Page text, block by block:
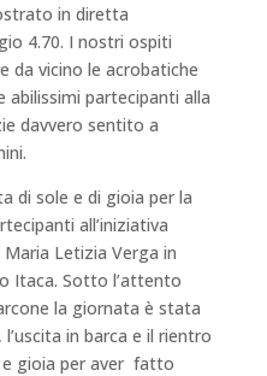
in diretta
4.70. I nostri ospiti
da vicino le acrobatiche
abilissimi partecipanti alla
davvero sentito a
di sole e di gioia per la
all’iniziativa
Letizia Verga in
Itaca. Sotto l’attento
la giornata è stata
in barca e il rientro
e gioia per aver fatto